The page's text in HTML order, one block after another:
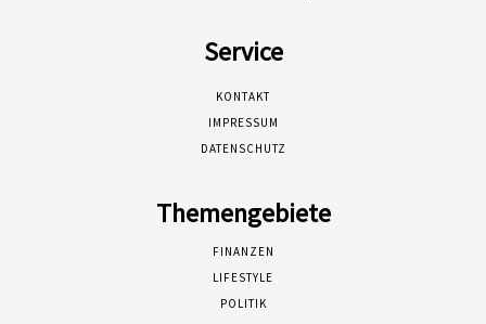
Service
KONTAKT
IMPRESSUM
DATENSCHUTZ
Themengebiete
FINANZEN
LIFESTYLE
POLITIK